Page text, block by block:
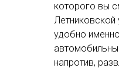
которого вы
Летниковской
удобно
напротив,